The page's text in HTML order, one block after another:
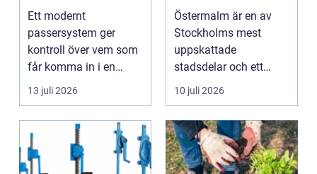
smidigare tillträde
Ett modernt
passersystem ger
kontroll över vem som
får komma in i en
byggnad, när de får
komma in oc...
13 juli 2026
matupplevelser i
en av Stockholms
mest attraktiva
stadsdelar
Östermalm är en av
Stockholms mest
uppskattade
stadsdelar och ett
självklart val f&ou...
10 juli 2026